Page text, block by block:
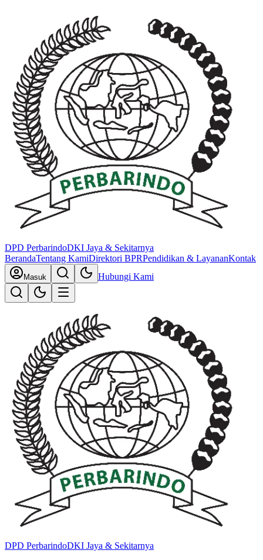
DPD PerbarindoDKI Jaya & Sekitarnya
BerandaTentang KamiDirektori BPRPendidikan & LayananKontak
Masuk Hubungi Kami
DPD PerbarindoDKI Jaya & Sekitarnya